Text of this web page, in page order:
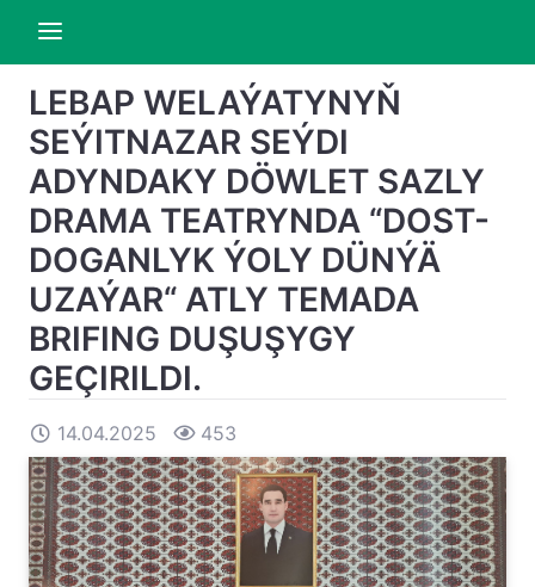
LEBAP WELAÝATYNYŇ
SEÝITNAZAR SEÝDI
ADYNDAKY DÖWLET SAZLY
DRAMA TEATRYNDA “DOST-
DOGANLYK ÝOLY DÜNÝÄ
UZAÝAR“ ATLY TEMADA
BRIFING DUŞUŞYGY
GEÇIRILDI.
14.04.2025 453